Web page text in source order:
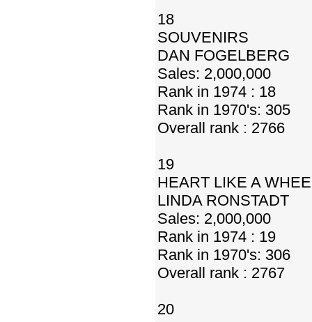
18
SOUVENIRS
DAN FOGELBERG
Sales: 2,000,000
Rank in 1974 : 18
Rank in 1970's: 305
Overall rank : 2766
19
HEART LIKE A
LINDA RONSTADT
Sales: 2,000,000
Rank in 1974 : 19
Rank in 1970's: 306
Overall rank : 2767
20